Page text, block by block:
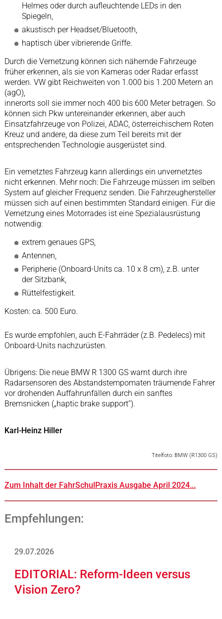
Helmes oder durch aufleuchtende LEDs in den
Spiegeln,
akustisch per Headset/Bluetooth,
haptisch über vibrierende Griffe.
Durch die Vernetzung können sich nähernde Fahrzeuge
früher erkennen, als sie von Kameras oder Radar erfasst
werden. VW gibt Reichweiten von 1.000 bis 1.200 Metern an
(agO),
innerorts soll sie immer noch 400 bis 600 Meter betragen. So
können sich Pkw untereinander erkennen, aber auch
Einsatzfahrzeuge von Polizei, ADAC, österreichischem Roten
Kreuz und andere, da diese zum Teil bereits mit der
entsprechenden Technologie ausgerüstet sind.
Ein vernetztes Fahrzeug kann allerdings ein unvernetztes
nicht erkennen. Mehr noch: Die Fahrzeuge müssen im selben
System auf gleicher Frequenz senden. Die Fahrzeughersteller
müssen sich auf einen bestimmten Standard einigen. Für die
Vernetzung eines Motorrades ist eine Spezialausrüstung
notwendig:
extrem genaues GPS,
Antennen,
Peripherie (Onboard-Units ca. 10 x 8 cm), z.B. unter
der Sitzbank,
Rüttelfestigkeit.
Kosten: ca. 500 Euro.
Es wurde empfohlen, auch E-Fahrräder (z.B. Pedelecs) mit
Onboard-Units nachzurüsten.
Übrigens: Die neue BMW R 1300 GS warnt durch ihre
Radarsensoren des Abstandstempomaten träumende Fahrer
vor drohenden Auffahrunfällen durch ein sanftes
Bremsnicken („haptic brake support“).
Karl-Heinz Hiller
Titelfoto: BMW (R1300 GS)
Zum Inhalt der FahrSchulPraxis Ausgabe April 2024...
Empfehlungen:
29.07.2026
EDITORIAL: Reform-Ideen versus
Vision Zero?